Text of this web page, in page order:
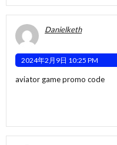
Danielketh
2024年2月9日 10:25 PM
aviator game promo code